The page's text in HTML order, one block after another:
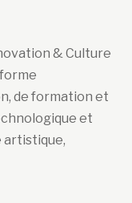
& Culture
de formation et
et
artistique,